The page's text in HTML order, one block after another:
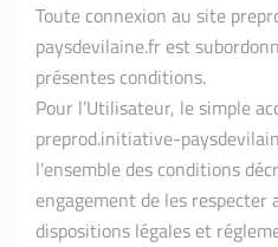
Toute connexion au site
paysdevilaine.fr est
présentes conditions.
Pour l’Utilisateur, le simple
preprod.initiative-
l’ensemble des conditions
engagement de les respecter
dispositions légales et